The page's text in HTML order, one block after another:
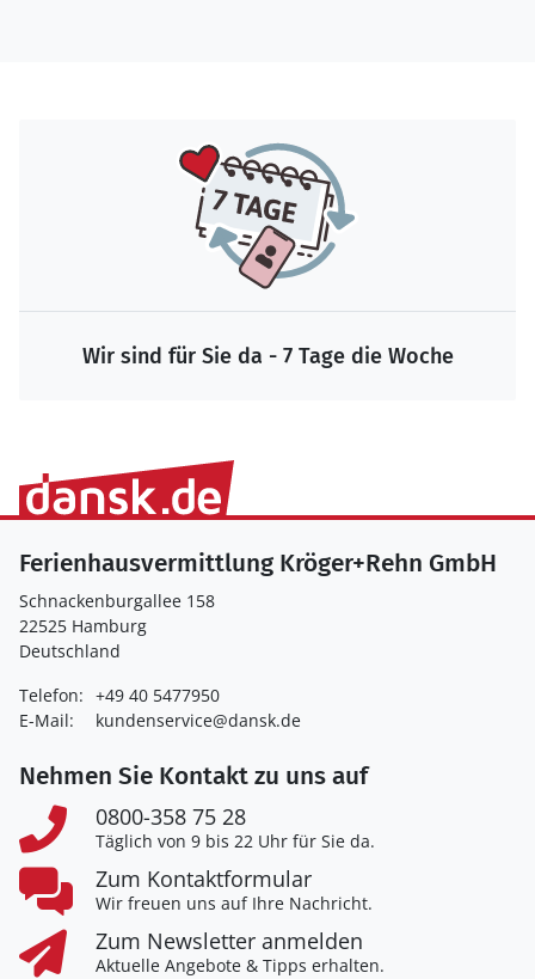
Wir sind für Sie da - 7 Tage die Woche
Ferienhausvermittlung Kröger+Rehn GmbH
Schnackenburgallee 158
22525 Hamburg
Deutschland
Telefon: +49 40 5477950
E-Mail:
kundenservice@dansk.de
Nehmen Sie Kontakt zu uns auf
0800-358 75 28
Täglich von 9 bis 22 Uhr für Sie da.
Zum Kontaktformular
Wir freuen uns auf Ihre Nachricht.
Zum Newsletter anmelden
Aktuelle Angebote & Tipps erhalten.